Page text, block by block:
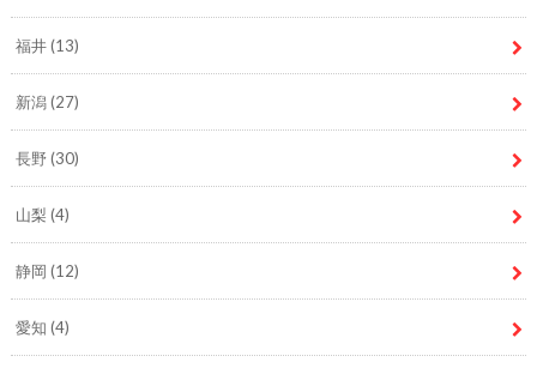
福井(13)
新潟(27)
長野(30)
山梨 (4)
静岡 (12)
愛知 (4)